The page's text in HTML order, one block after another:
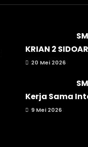
KRIAN 2
20 Mei 2026
Kerja Sama
9 Mei 2026